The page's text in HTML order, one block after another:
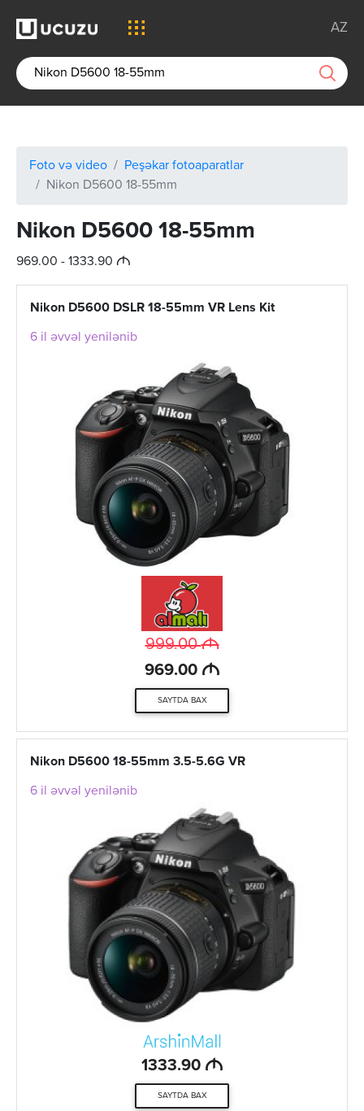
AZ
Foto və video
Peşəkar fotoaparatlar
Nikon D5600 18-55mm
Nikon D5600 18-55mm
969.00 - 1333.90 M
Nikon D5600 DSLR 18-55mm VR Lens Kit
6 il əvvəl yenilənib
999.00M
969.00 M
SAYTDA BAX
Nikon D5600 18-55mm 3.5-5.6G VR
6 il əvvəl yenilənib
1333.90 M
SAYTDA BAX